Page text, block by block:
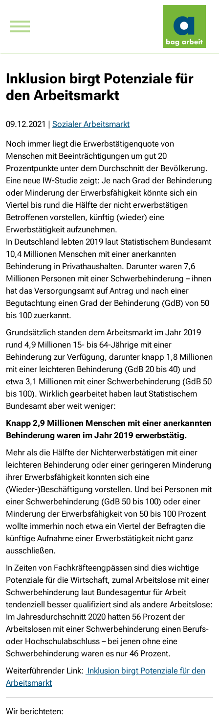
Inklusion birgt Potenziale für
den Arbeitsmarkt
09.12.2021 | Sozialer Arbeitsmarkt
Noch immer liegt die Erwerbstätigenquote von
Menschen mit Beeinträchtigungen um gut 20
Prozentpunkte unter dem Durchschnitt der Bevölkerung.
Eine neue IW-Studie zeigt: Je nach Grad der Behinderung
oder Minderung der Erwerbsfähigkeit könnte sich ein
Viertel bis rund die Hälfte der nicht erwerbstätigen
Betroffenen vorstellen, künftig (wieder) eine
Erwerbstätigkeit aufzunehmen.
In Deutschland lebten 2019 laut Statistischem Bundesamt
10,4 Millionen Menschen mit einer anerkannten
Behinderung in Privathaushalten. Darunter waren 7,6
Millionen Personen mit einer Schwerbehinderung – ihnen
hat das Versorgungsamt auf Antrag und nach einer
Begutachtung einen Grad der Behinderung (GdB) von 50
bis 100 zuerkannt.
Grundsätzlich standen dem Arbeitsmarkt im Jahr 2019
rund 4,9 Millionen 15- bis 64-Jährige mit einer
Behinderung zur Verfügung, darunter knapp 1,8 Millionen
mit einer leichteren Behinderung (GdB 20 bis 40) und
etwa 3,1 Millionen mit einer Schwerbehinderung (GdB 50
bis 100). Wirklich gearbeitet haben laut Statistischem
Bundesamt aber weit weniger:
Knapp 2,9 Millionen Menschen mit einer anerkannten
Behinderung waren im Jahr 2019 erwerbstätig.
Mehr als die Hälfte der Nichterwerbstätigen mit einer
leichteren Behinderung oder einer geringeren Minderung
ihrer Erwerbsfähigkeit konnten sich eine
(Wieder-)Beschäftigung vorstellen. Und bei Personen mit
einer Schwerbehinderung (GdB 50 bis 100) oder einer
Minderung der Erwerbsfähigkeit von 50 bis 100 Prozent
wollte immerhin noch etwa ein Viertel der Befragten die
künftige Aufnahme einer Erwerbstätigkeit nicht ganz
ausschließen.
In Zeiten von Fachkräfteengpässen sind dies wichtige
Potenziale für die Wirtschaft, zumal Arbeitslose mit einer
Schwerbehinderung laut Bundesagentur für Arbeit
tendenziell besser qualifiziert sind als andere Arbeitslose:
Im Jahresdurchschnitt 2020 hatten 56 Prozent der
Arbeitslosen mit einer Schwerbehinderung einen Berufs-
oder Hochschulabschluss – bei jenen ohne eine
Schwerbehinderung waren es nur 46 Prozent.
Weiterführender Link: Inklusion birgt Potenziale für den
Arbeitsmarkt
Wir berichteten: